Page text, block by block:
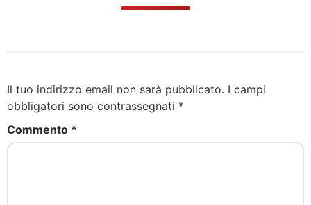
Il tuo indirizzo email non sarà pubblicato. I campi
obbligatori sono contrassegnati *
Commento *